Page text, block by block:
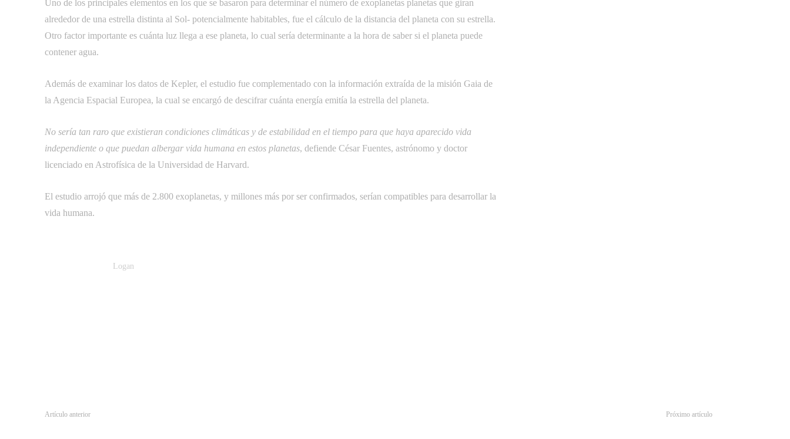
Uno de los principales elementos en los que se basaron para determinar el número de exoplanetas planetas que giran
alrededor de una estrella distinta al Sol- potencialmente habitables, fue el cálculo de la distancia del planeta con su estrella.
Otro factor importante es cuánta luz llega a ese planeta, lo cual sería determinante a la hora de saber si el planeta puede
contener agua.
Además de examinar los datos de Kepler, el estudio fue complementado con la información extraída de la misión Gaia de
la Agencia Espacial Europea, la cual se encargó de descifrar cuánta energía emitía la estrella del planeta.
No sería tan raro que existieran condiciones climáticas y de estabilidad en el tiempo para que haya aparecido vida
independiente o que puedan albergar vida humana en estos planetas, defiende César Fuentes, astrónomo y doctor
licenciado en Astrofísica de la Universidad de Harvard.
El estudio arrojó que más de 2.800 exoplanetas, y millones más por ser confirmados, serían compatibles para desarrollar la
vida humana.
Logan
Artículo anterior Próximo artículo